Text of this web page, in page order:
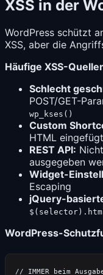
XSS in der
WordPress schützt
XSS, aber die
Häufige XSS-
Schlecht
POST/GET-
wp_kses()
Custom
HTML
REST API:
ausgegeben
Widget-
Escaping
jQuery-
WordPress-